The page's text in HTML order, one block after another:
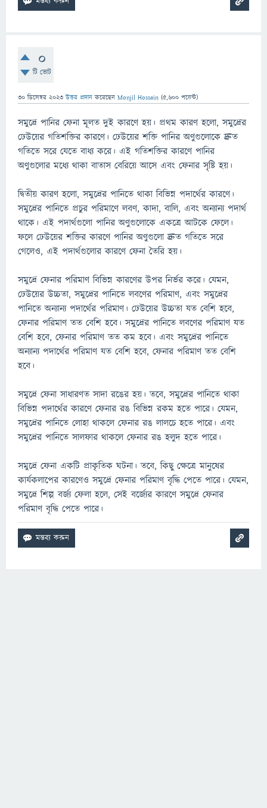
0
টি ভোট
30 ডিসেম্বর 2023 উত্তর প্রদান করেছেন Monjil Hossain (5,600 পয়েন্ট)
সমুদ্রে পানির ফেনা মূলত দুই কারণে হয়। প্রথম কারণ হলো, সমুদ্রের
ঢেউয়ের গতিশক্তির কারণে। ঢেউয়ের শক্তি পানির অণুগুলোকে দ্রুত
গতিতে সরে যেতে বাধ্য করে। এই গতিশক্তির কারণে পানির
অণুগুলোর মধ্যে থাকা বাতাস বেরিয়ে আসে এবং ফেনার সৃষ্টি হয়।
দ্বিতীয় কারণ হলো, সমুদ্রের পানিতে থাকা বিভিন্ন পদার্থের কারণে।
সমুদ্রের পানিতে প্রচুর পরিমাণে লবণ, কাদা, বালি, এবং অন্যান্য পদার্থ
থাকে। এই পদার্থগুলো পানির অণুগুলোকে একত্রে আটকে ফেলে।
ফলে ঢেউয়ের শক্তির কারণে পানির অণুগুলো দ্রুত গতিতে সরে
গেলেও, এই পদার্থগুলোর কারণে ফেনা তৈরি হয়।
সমুদ্রে ফেনার পরিমাণ বিভিন্ন কারণের উপর নির্ভর করে। যেমন,
ঢেউয়ের উচ্চতা, সমুদ্রের পানিতে লবণের পরিমাণ, এবং সমুদ্রের
পানিতে অন্যান্য পদার্থের পরিমাণ। ঢেউয়ের উচ্চতা যত বেশি হবে,
ফেনার পরিমাণ তত বেশি হবে। সমুদ্রের পানিতে লবণের পরিমাণ যত
বেশি হবে, ফেনার পরিমাণ তত কম হবে। এবং সমুদ্রের পানিতে
অন্যান্য পদার্থের পরিমাণ যত বেশি হবে, ফেনার পরিমাণ তত বেশি
হবে।
সমুদ্রে ফেনা সাধারণত সাদা রঙের হয়। তবে, সমুদ্রের পানিতে থাকা
বিভিন্ন পদার্থের কারণে ফেনার রঙ বিভিন্ন রকম হতে পারে। যেমন,
সমুদ্রের পানিতে লোহা থাকলে ফেনার রঙ লালচে হতে পারে। এবং
সমুদ্রের পানিতে সালফার থাকলে ফেনার রঙ হলুদ হতে পারে।
সমুদ্রে ফেনা একটি প্রাকৃতিক ঘটনা। তবে, কিছু ক্ষেত্রে মানুষের
কার্যকলাপের কারণেও সমুদ্রে ফেনার পরিমাণ বৃদ্ধি পেতে পারে। যেমন,
সমুদ্রে শিল্প বর্জ্য ফেলা হলে, সেই বর্জ্যের কারণে সমুদ্রে ফেনার
পরিমাণ বৃদ্ধি পেতে পারে।